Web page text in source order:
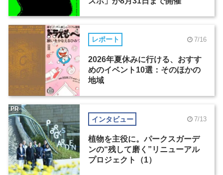
レポート 7/16
2026年夏休みに行ける、おすす
めのイベント10選：そのほかの
地域
インタビュー 7/13
植物を主役に。パークスガーデ
ンの“残して磨く”リニューアル
プロジェクト（1）
PR